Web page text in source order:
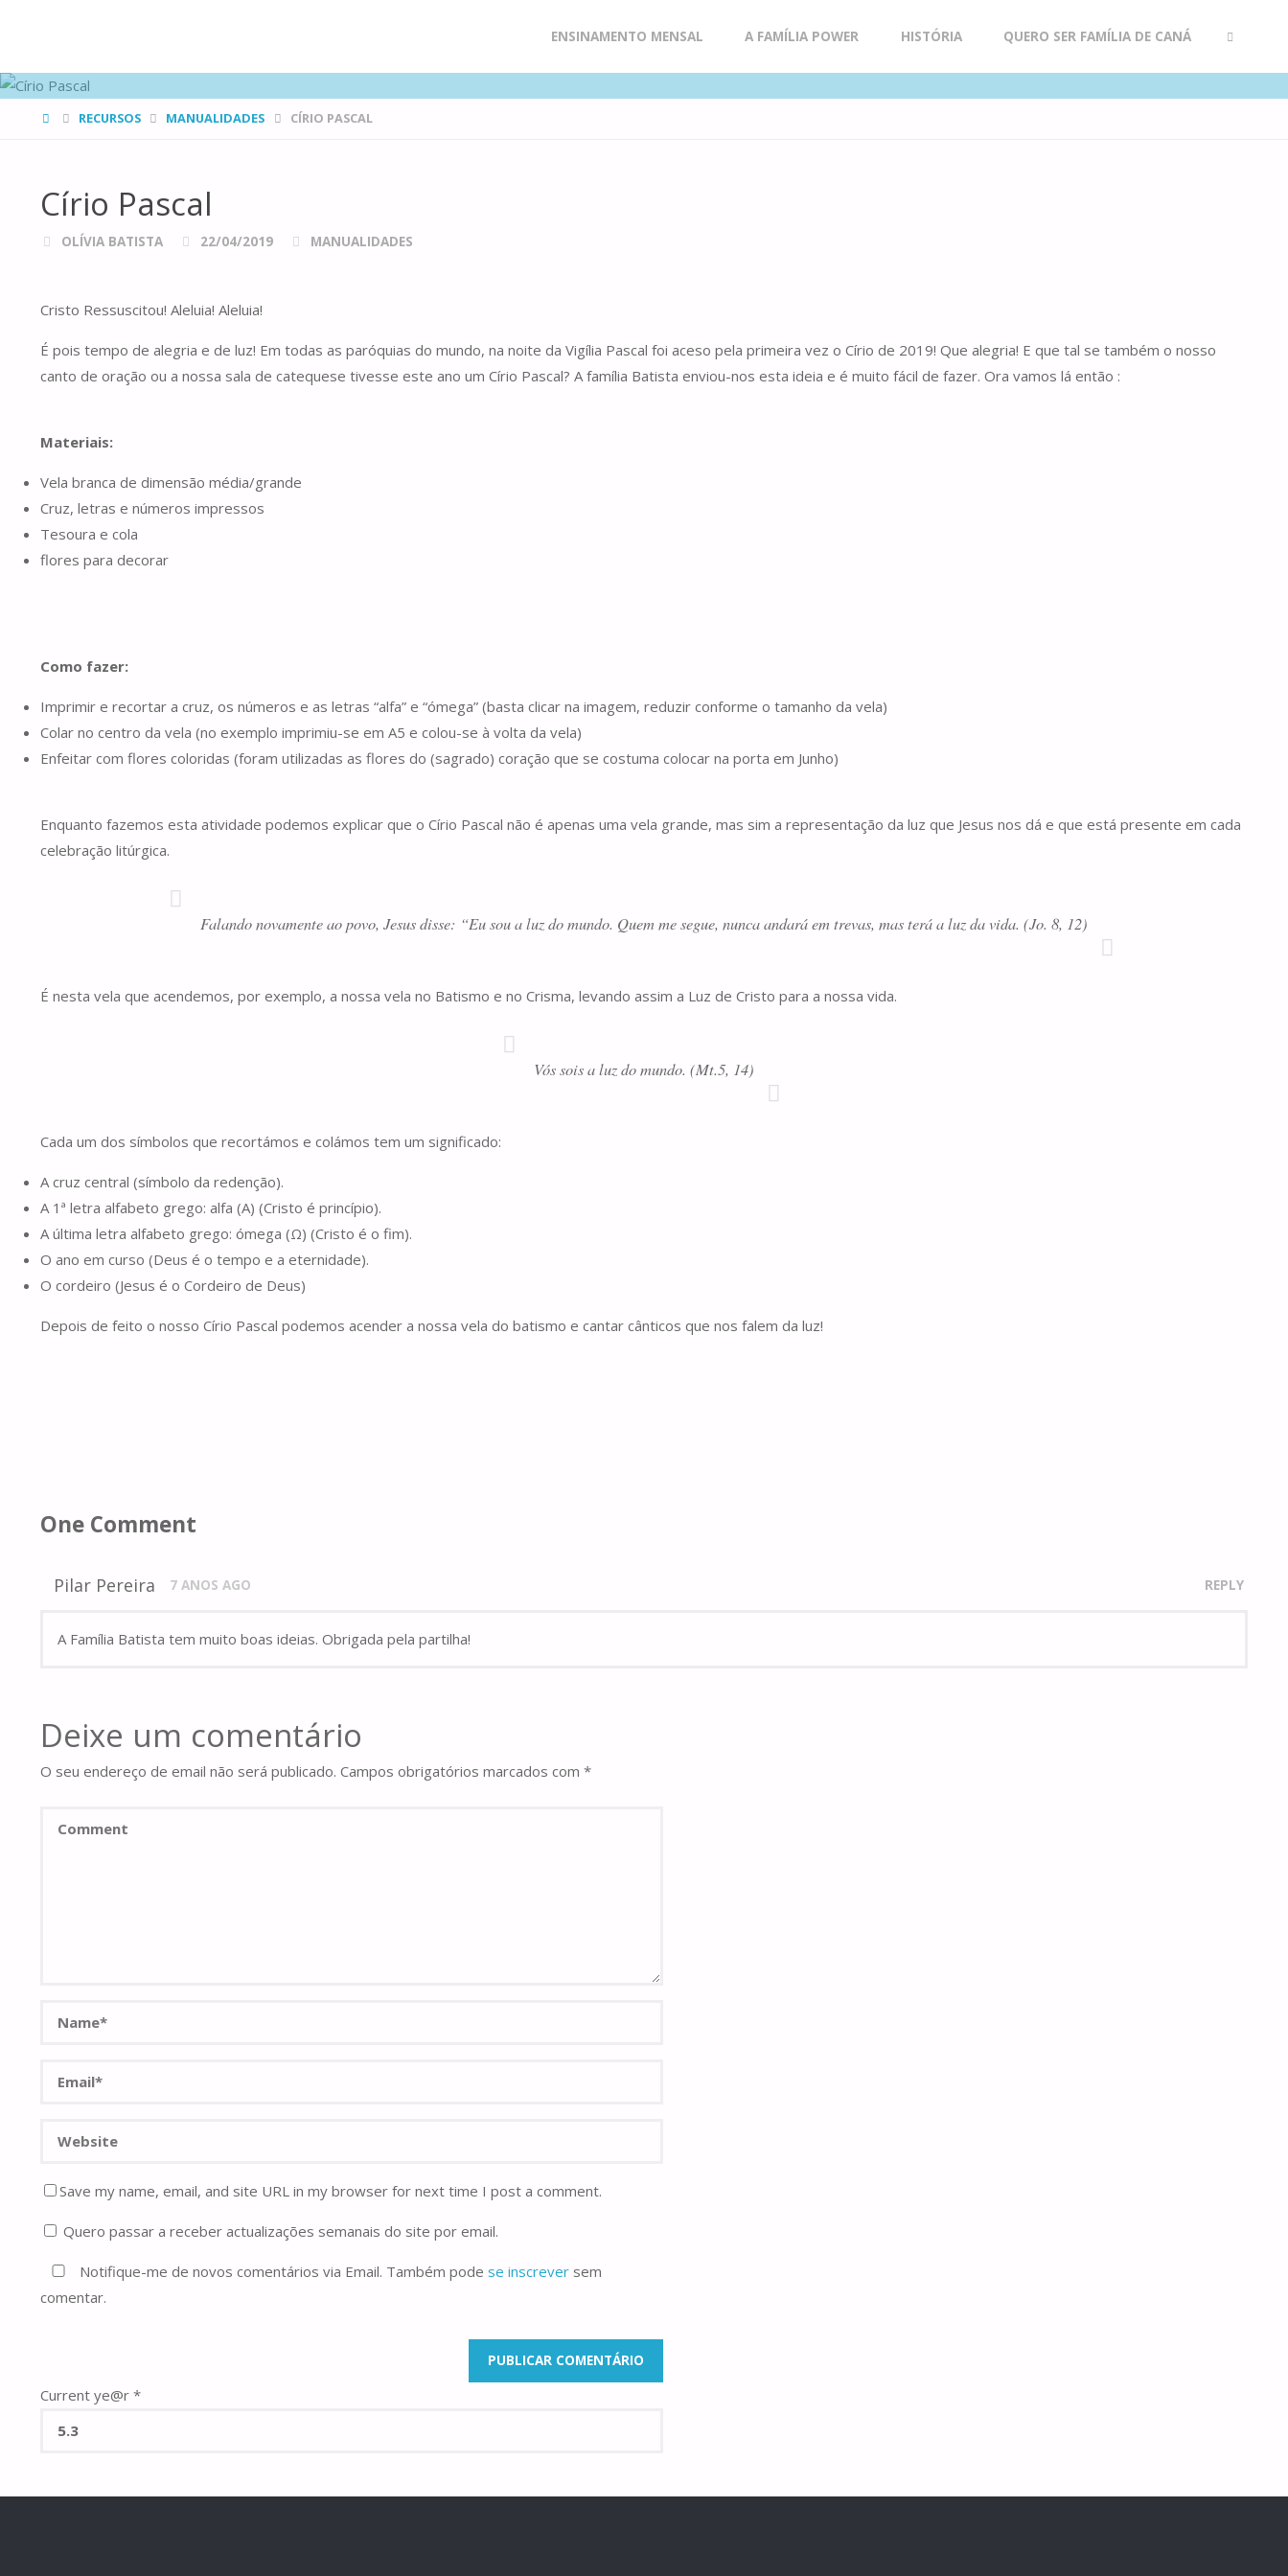
to
ENSINAMENTO MENSAL A FAMÍLIA POWER HISTÓRIA QUERO SER FAMÍLIA DE CANÁ
HOMERECURSOS MANUALIDADES CÍRIO PASCAL
Círio Pascal
OLÍVIA BATISTA 22/04/2019 MANUALIDADES
Cristo Ressuscitou! Aleluia! Aleluia!
É pois tempo de alegria e de luz! Em todas as paróquias do mundo, na noite da Vigília Pascal foi aceso pela primeira vez o Círio de 2019! Que alegria! E que tal se também o nosso
canto de oração ou a nossa sala de catequese tivesse este ano um Círio Pascal? A família Batista enviou-nos esta ideia e é muito fácil de fazer. Ora vamos lá então :
Materiais:
Vela branca de dimensão média/grande
Cruz, letras e números impressos
Tesoura e cola
flores para decorar
Como fazer:
Imprimir e recortar a cruz, os números e as letras “alfa” e “ómega” (basta clicar na imagem, reduzir conforme o tamanho da vela)
Colar no centro da vela (no exemplo imprimiu-se em A5 e colou-se à volta da vela)
Enfeitar com flores coloridas (foram utilizadas as flores do (sagrado) coração que se costuma colocar na porta em Junho)
Enquanto fazemos esta atividade podemos explicar que o Círio Pascal não é apenas uma vela grande, mas sim a representação da luz que Jesus nos dá e que está presente em cada
celebração litúrgica.
Falando novamente ao povo, Jesus disse: “Eu sou a luz do mundo. Quem me segue, nunca andará em trevas, mas terá a luz da vida. (Jo. 8, 12)
É nesta vela que acendemos, por exemplo, a nossa vela no Batismo e no Crisma, levando assim a Luz de Cristo para a nossa vida.
Vós sois a luz do mundo. (Mt.5, 14)
Cada um dos símbolos que recortámos e colámos tem um significado:
A cruz central (símbolo da redenção).
A 1ª letra alfabeto grego: alfa (Α) (Cristo é princípio).
A última letra alfabeto grego: ómega (Ω) (Cristo é o fim).
O ano em curso (Deus é o tempo e a eternidade).
O cordeiro (Jesus é o Cordeiro de Deus)
Depois de feito o nosso Círio Pascal podemos acender a nossa vela do batismo e cantar cânticos que nos falem da luz!
One Comment
Pilar Pereira 7 ANOS AGO REPLY
A Família Batista tem muito boas ideias. Obrigada pela partilha!
Deixe um comentário
O seu endereço de email não será publicado. Campos obrigatórios marcados com *
Save my name, email, and site URL in my browser for next time I post a comment.
Quero passar a receber actualizações semanais do site por email.
Notifique-me de novos comentários via Email. Também pode se inscrever sem
comentar.
Current ye@r *